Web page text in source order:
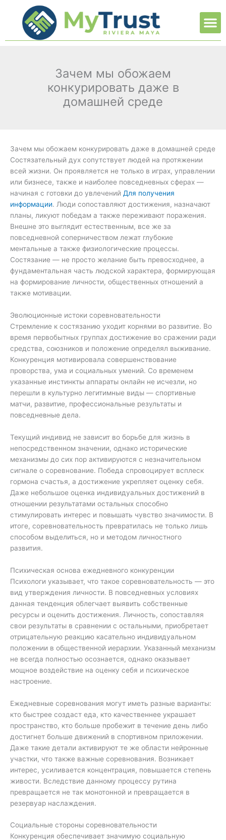
contenido
Зачем мы обожаем
конкурировать даже в
домашней среде
Зачем мы обожаем конкурировать даже в домашней среде
Состязательный дух сопутствует людей на протяжении
всей жизни. Он проявляется не только в играх, управлении
или бизнесе, также и наиболее повседневных сферах —
начиная с готовки до увлечений Для получения
информации. Люди сопоставляют достижения, назначают
планы, ликуют победам а также переживают поражения.
Внешне это выглядит естественным, все же за
повседневной соперничеством лежат глубокие
ментальные а также физиологические процессы.
Состязание — не просто желание быть превосходнее, а
фундаментальная часть людской характера, формирующая
на формирование личности, общественных отношений а
также мотивации.
Эволюционные истоки соревновательности
Стремление к состязанию уходит корнями во развитие. Во
время первобытных группах достижение во сражении ради
средства, союзников и положение определял выживание.
Конкуренция мотивировала совершенствование
проворства, ума и социальных умений. Со временем
указанные инстинкты аппараты онлайн не исчезли, но
перешли в культурно легитимные виды — спортивные
матчи, развитие, профессиональные результаты и
повседневные дела.
Текущий индивид не зависит во борьбе для жизнь в
непосредственном значении, однако исторические
механизмы до сих пор активируются с незначительном
сигнале о соревнование. Победа спровоцирует всплеск
гормона счастья, а достижение укрепляет оценку себя.
Даже небольшое оценка индивидуальных достижений в
отношении результатами остальных способно
стимулировать интерес и повышать чувство значимости. В
итоге, соревновательность превратилась не только лишь
способом выделиться, но и методом личностного
развития.
Психическая основа ежедневного конкуренции
Психологи указывает, что такое соревновательность — это
вид утверждения личности. В повседневных условиях
данная тенденция облегчает выявить собственные
ресурсы и оценить достижения. Личность, сопоставляя
свои результаты в сравнении с остальными, приобретает
отрицательную реакцию касательно индивидуальном
положении в общественной иерархии. Указанный механизм
не всегда полностью осознается, однако оказывает
мощное воздействие на оценку себя и психическое
настроение.
Ежедневные соревнования могут иметь разные варианты:
кто быстрее создаст еда, кто качественнее украшает
пространство, кто больше пробежит в течение день либо
достигнет больше движений в спортивном приложении.
Даже такие детали активируют те же области нейронные
участки, что также важные соревнования. Возникает
интерес, усиливается концентрация, повышается степень
живости. Вследствие данному процессу рутина
превращается не так монотонной и превращается в
резервуар наслаждения.
Социальные стороны соревновательности
Конкуренция обеспечивает значимую социальную